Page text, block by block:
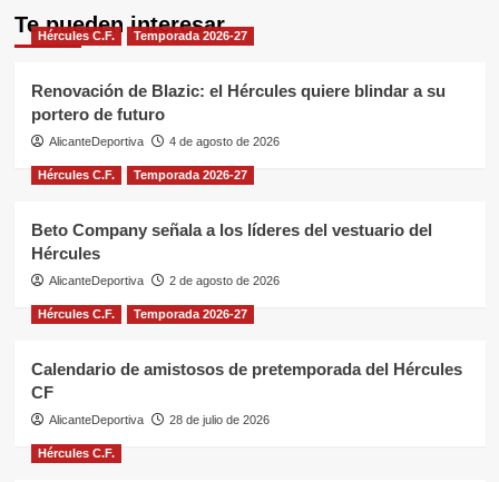
Te pueden interesar
Hércules C.F. Temporada 2026-27
Renovación de Blazic: el Hércules quiere blindar a su
portero de futuro
AlicanteDeportiva 4 de agosto de 2026
Hércules C.F. Temporada 2026-27
Beto Company señala a los líderes del vestuario del
Hércules
AlicanteDeportiva 2 de agosto de 2026
Hércules C.F. Temporada 2026-27
Calendario de amistosos de pretemporada del Hércules
CF
AlicanteDeportiva 28 de julio de 2026
Hércules C.F.